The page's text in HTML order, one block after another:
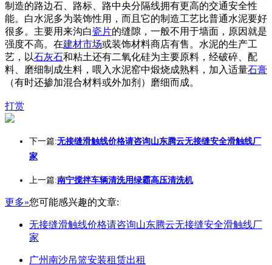
制造的路边石、路标、路中央分隔线拥有更高的交通安全性
能。白水泥多为装饰性用，而且它的制造工艺比普通水泥要好
很多。主要用来沟白瓷片的缝隙，一般不用于墙面，原因就是
强度不高。在建材市场或装饰材料商店有售。水泥的生产工
艺，以石灰石和粘土还有二氧化硅为主要原料，经破碎、配
料、磨细制成生料，喂入水泥窑中煅烧成熟料，加入适量石膏
（有时还掺加混合材料或外加剂）磨细而成。
打赏
下一篇:无接缝滑触线价格请咨询山东腾云无接缝安全滑触线厂
家
上一篇:南宁搅拌车辆清洗用绿霸高压清洗机
更多»您可能感兴趣的文章:
无接缝滑触线价格请咨询山东腾云无接缝安全滑触线厂
家
广州南沙吊篮安装租赁出租